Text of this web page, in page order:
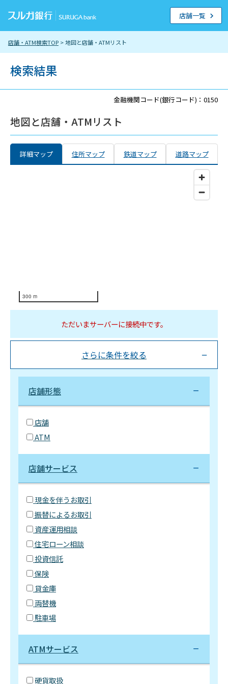
店舗・ATM検索TOP > 地図と店舗・ATMリスト
店舗一覧
検索結果
金融機関コード(銀行コード)：0150
地図と店舗・ATMリスト
詳細マップ 住所マップ 鉄道マップ 道路マップ
300 m
ただいまサーバーに接続中です。
さらに条件を絞る
店舗形態
店舗
ATM
店舗サービス
現金を伴うお取引
振替によるお取引
資産運用相談
住宅ローン相談
投資信託
保険
貸金庫
両替機
駐車場
ATMサービス
硬貨取扱